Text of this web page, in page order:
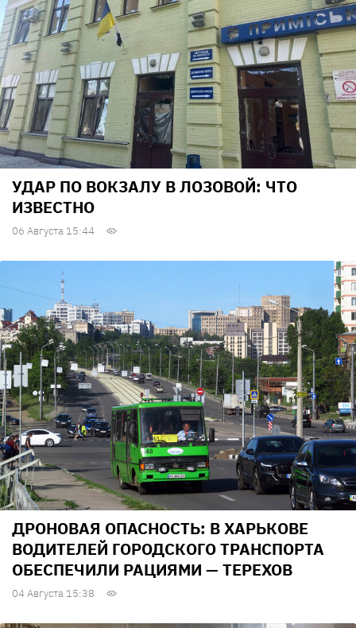
УДАР ПО ВОКЗАЛУ В ЛОЗОВОЙ: ЧТО
ИЗВЕСТНО
06 Августа 15:44
ДРОНОВАЯ ОПАСНОСТЬ: В ХАРЬКОВЕ
ВОДИТЕЛЕЙ ГОРОДСКОГО ТРАНСПОРТА
ОБЕСПЕЧИЛИ РАЦИЯМИ — ТЕРЕХОВ
04 Августа 15:38